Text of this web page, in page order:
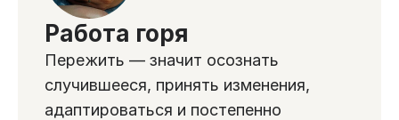
Работа горя
Пережить — значит осознать
случившееся, принять изменения,
адаптироваться и постепенно